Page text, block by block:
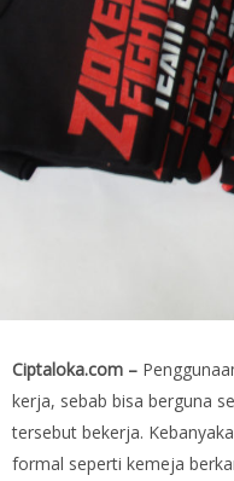
Ciptaloka.com –
kerja, sebab bisa berguna
tersebut bekerja.
formal seperti kemeja